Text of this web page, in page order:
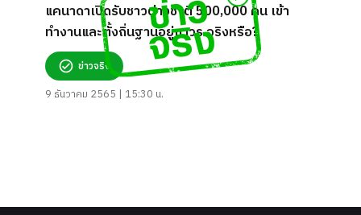
แคนาดาเปิดรับชาวต่างชาติ 500,000 คน เข้า
ทำงานและตั้งถิ่นฐานอยู่ถาวร จริงหรือ?
ข่าวจริง
9 ธันวาคม 2565 | 15:30 น.